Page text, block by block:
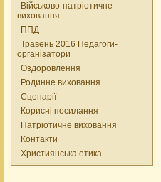
Військово-патріотичне
виховання
ППД
Травень 2016 Педагоги-
організатори
Оздоровлення
Родинне виховання
Сценарії
Корисні посилання
Патріотичне виховання
Контакти
Християнська етика